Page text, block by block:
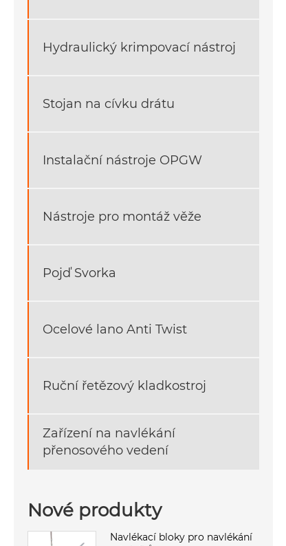
Hydraulický krimpovací nástroj
Stojan na cívku drátu
Instalační nástroje OPGW
Nástroje pro montáž věže
Pojď Svorka
Ocelové lano Anti Twist
Ruční řetězový kladkostroj
Zařízení na navlékání
přenosového vedení
Nové produkty
Navlékací bloky pro navlékání